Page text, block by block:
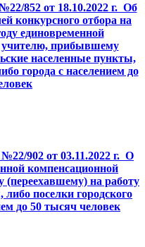
852 от 18.10.2022 г. Об
конкурсного отбора на
единовременной
прибывшему
населенные пункты,
города с населением до
902 от 03.11.2022 г. О
компенсационной
на работу
поселки городского
до 50 тысяч человек